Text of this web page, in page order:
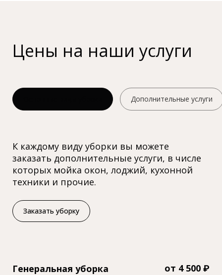
Цены на наши услуги
Дополнительные услуги
К каждому виду уборки вы можете
заказать дополнительные услуги, в числе
которых мойка окон, лоджий, кухонной
техники и прочие.
Заказать уборку
Генеральная уборка от 4 500 ₽